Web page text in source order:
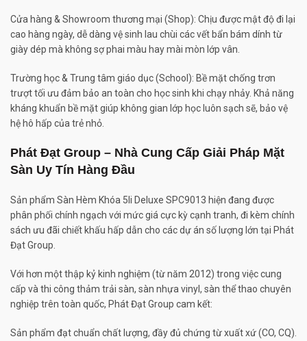
Cửa hàng & Showroom thương mại (Shop): Chịu được mật độ đi lại
cao hàng ngày, dễ dàng vệ sinh lau chùi các vết bẩn bám dính từ
giày dép mà không sợ phai màu hay mài mòn lớp vân.
Trường học & Trung tâm giáo dục (School): Bề mặt chống trơn
trượt tối ưu đảm bảo an toàn cho học sinh khi chạy nhảy. Khả năng
kháng khuẩn bề mặt giúp không gian lớp học luôn sạch sẽ, bảo vệ
hệ hô hấp của trẻ nhỏ.
Phát Đạt Group – Nhà Cung Cấp Giải Pháp Mặt
Sàn Uy Tín Hàng Đầu
Sản phẩm Sàn Hèm Khóa 5li Deluxe SPC9013 hiện đang được
phân phối chính ngạch với mức giá cực kỳ cạnh tranh, đi kèm chính
sách ưu đãi chiết khấu hấp dẫn cho các dự án số lượng lớn tại Phát
Đạt Group.
Với hơn một thập kỷ kinh nghiệm (từ năm 2012) trong việc cung
cấp và thi công thảm trải sàn, sàn nhựa vinyl, sàn thể thao chuyên
nghiệp trên toàn quốc, Phát Đạt Group cam kết:
Sản phẩm đạt chuẩn chất lượng, đầy đủ chứng từ xuất xứ (CO, CQ).